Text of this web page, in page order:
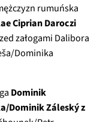
rumuńska
Ciprian Daroczi
załogami Dalibora
Dominika
Dominik
Dominik Záleský z